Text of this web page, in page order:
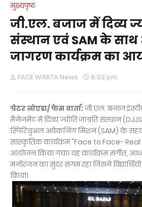
मुख्यपृष्ठ
जी.एल. बजाज में दिव्य
संस्थान एवं SAM के
जागरण कार्यक्रम का
FACE WARTA News 8:03 pm
ग्रेटर नोएडा/ फेस वार्ता:जी.एल. बजाज
मैनेजमेंट में दिव्य ज्योति जाग्रति संस्थान
स्पिरिचुअल अवेकनिंग मिशन (SAM) के
सांस्कृतिक कार्यक्रम "Face to Face-
आयोजन किया गया। यह कार्यक्रम संगीत,
मनोरंजन का सुंदर संगम रहा जिसने
किया।